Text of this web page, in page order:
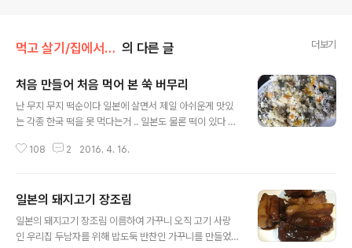
먹고 살기/집에서 먹기 의 다른 글 더보기
처음 만들어 처음 먹어 본 쑥 버무리
난 무지 무지 떡순이다 일본에 살면서 제일 아쉬운게 맛있
는 각종 한국 떡을 못 먹다는거 .. 일본도 물론 떡이 있다 종
각나는 떡은 당연 쑥떡이다콩고물 듬뿍 묻힌 쑥떡이 넘 그
다 쑥하면 쑥떡인데 방앗간이 없는 일본에서 그림의 떡 얼
마전 블친님들이 쑥 버무리도 맛있다는 댓글을 많이 넘겨
주셨다 어렸을때부터 쑥떡은 많이 먹었었는데 쑥 버무리
108 2 2016. 4. 16.
일본의 돼지고기 장조림
일본의 돼지고기 장조림 이름하여 가꾸니 오직 고기 사랑
인 우리집 두남자를 위해 밥도둑 반찬인 가꾸니를 만들었